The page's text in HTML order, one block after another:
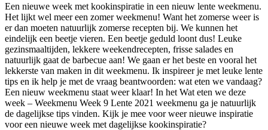
Een nieuwe week met kookinspiratie in een nieuw lente weekmenu.
Het lijkt wel meer een zomer weekmenu! Want het zomerse weer is
er dan moeten natuurlijk zomerse recepten bij. We kunnen het
eindelijk een beetje vieren. Een beetje geduld loont dus! Leuke
gezinsmaaltijden, lekkere weekendrecepten, frisse salades en
natuurlijk gaat de barbecue aan! We gaan er het beste en vooral het
lekkerste van maken in dit weekmenu. Ik inspireer je met leuke lente
tips en ik help je met de vraag beantwoorden: wat eten we vandaag?
Een nieuw weekmenu staat weer klaar! In het Wat eten we deze
week – Weekmenu Week 9 Lente 2021 weekmenu ga je natuurlijk
de dagelijkse tips vinden. Kijk je mee voor weer nieuwe inspiratie
voor een nieuwe week met dagelijkse kookinspiratie?